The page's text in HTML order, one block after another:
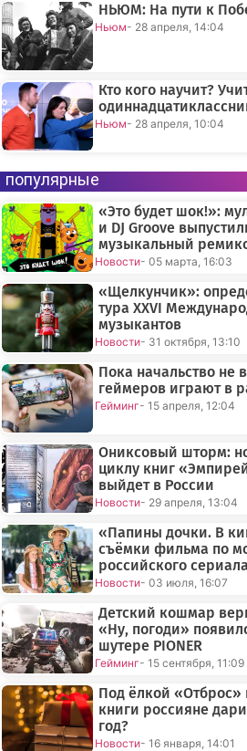
НЬЮМ: На пути к
Ньюм- 28 апреля, 14:04
Кто кого научит?
Ньюм- 28 апреля, 10:04
популярные
«Это будет шок!»:
и DJ Groove
музыкальный
Новости- 05 марта, 16:03
«Щелкунчик»:
тура XXVI
музыкантов
Новости- 31 октября, 13:10
Пока начальство не
геймеров играют в
Гейминг- 15 апреля, 12:04
Ониксовый шторм:
циклу книг
выйдет в России
Новости- 29 апреля, 13:04
«Папины дочки. В
съёмки фильма по
российского сериала
Новости- 03 июля, 16:07
Детский кошмар
«Ну, погоди»
шутере PIONER
Гейминг- 15 сентября, 11:09
Под ёлкой
книги россияне
год?
Новости- 16 января, 14:01